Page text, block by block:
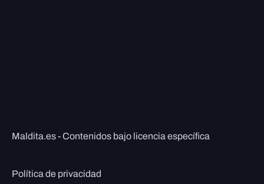
Maldita.es - Contenidos bajo licencia específica
Política de privacidad